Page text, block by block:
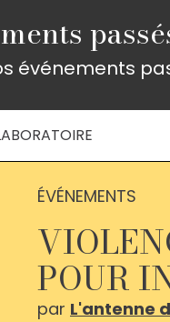
événements
ÉVÉNEMENTS
POUR
par L'antenne